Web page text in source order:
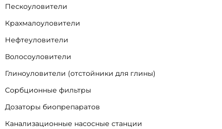
Пескоуловители
Крахмалоуловители
Нефтеуловители
Волосоуловители
Глиноуловители (отстойники для глины)
Сорбционные фильтры
Дозаторы биопрепаратов
Канализационные насосные станции